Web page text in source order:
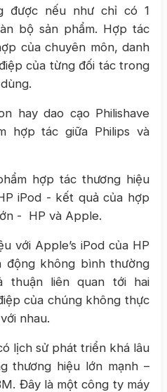
được nếu như chỉ có 1
bộ sản phẩm. Hợp tác
của chuyên môn, danh
của từng đối tác trong
hay dao cạo Philishave
hợp tác giữa Philips và
hợp tác thương hiệu
iPod - kết quả của hợp
- HP và Apple.
với Apple’s iPod của HP
động không bình thường
thuận liên quan tới hai
của chúng không thực
nhau.
lịch sử phát triển khá lâu
thương hiệu lớn mạnh –
Đây là một công ty máy